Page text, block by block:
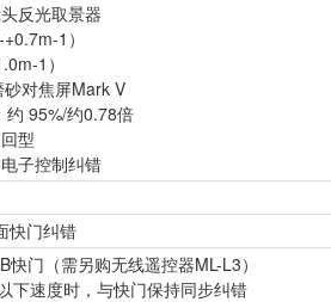
反光取景器
1）
1）
对焦屏Mark V
约 95%/约0.78倍
型
子控制纠错
快门纠错
门（需另购无线遥控器ML-L3）
下速度时，与快门保持同步纠错